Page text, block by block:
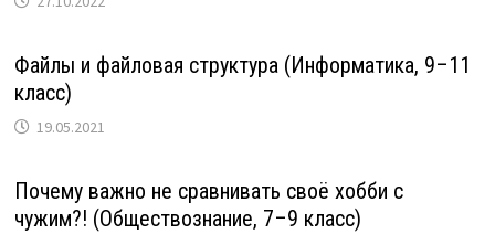
Файлы и файловая структура (Информатика, 9–11
класс)
19.05.2021
Почему важно не сравнивать своё хобби с
чужим?! (Обществознание, 7–9 класс)